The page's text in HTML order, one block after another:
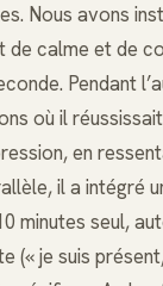
Nous avons
de calme et de
Pendant
où il
en
il a intégré
minutes seul,
(« je suis